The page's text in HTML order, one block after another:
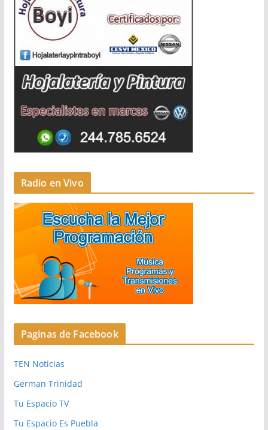
Radio en Vivo
Paginas de Facebook
TEN Noticias
German Trinidad
Tu Espacio TV
Tu Espacio Es Puebla